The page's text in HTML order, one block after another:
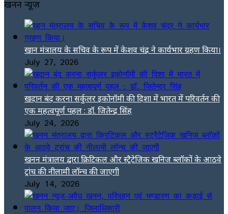
खनन न्यूज़
खान मंत्रालय के सचिव के रूप में केशव चंद्र ने कार्यभार ग्रहण किया।
July 27, 2026
खदान बंद करना सर्कुलर इकोनॉमी की दिशा में भारत में परिवर्तन की
एक महत्वपूर्ण पहल : डॉ. जितेन्द्र सिंह
July 24, 2026
खनन मंत्रालय द्वारा क्रिटिकल और स्ट्रैटेजिक खनिज ब्लॉकों के आठवे
ट्रांच की नीलामी लॉन्च की जाएगी
July 14, 2026